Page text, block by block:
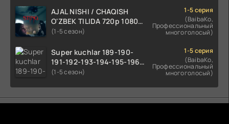
AJAL NISHI / CHAQISH
O'ZBEK TILIDA 720p 1080p
Full HD (2024) Tarjima
(1-5 сезон)
1-5 серия
(BaibaKo,
Профессиональный
многоголосый)
Super kuchlar 189-190-
191-192-193-194-195-196-
197-198-199-200 Qism
tarjima seryal
(1-5 сезон)
1-5 серия
(BaibaKo,
Профессиональный
многоголосый)